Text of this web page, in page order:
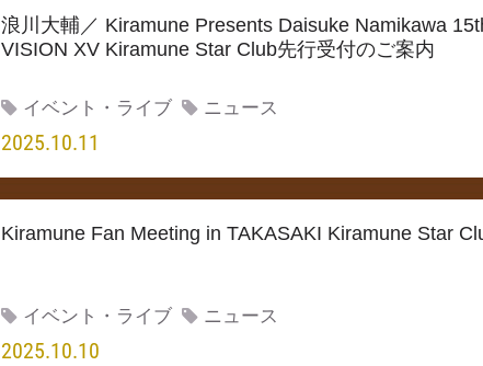
2025.10.11
浪川大輔／ Kiramune Presents Daisuke Namikawa
VISION XV Kiramune Star Club先行受付のご案内
イベント・ライブ ニュース
2025.10.10
Kiramune Fan Meeting in TAKASAKI Kiramune Star
イベント・ライブ ニュース